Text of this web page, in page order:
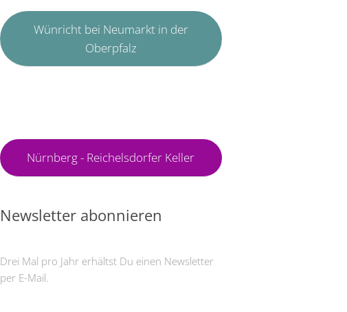
Wünricht bei Neumarkt in der
Oberpfalz
Nürnberg - Reichelsdorfer Keller
Newsletter abonnieren
Drei Mal pro Jahr erhältst Du einen Newsletter
per E-Mail.